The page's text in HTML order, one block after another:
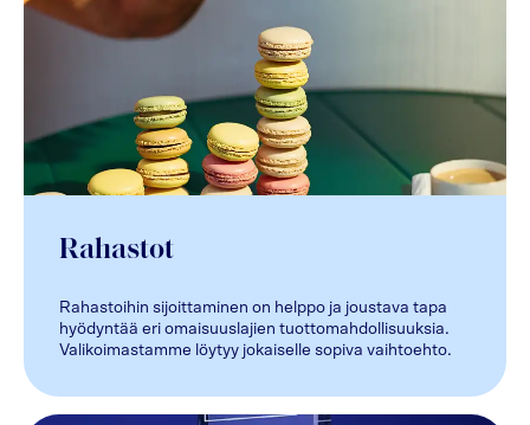
Rahastot
Rahastoihin sijoittaminen on helppo ja joustava tapa
hyödyntää eri omaisuuslajien tuottomahdollisuuksia.
Valikoimastamme löytyy jokaiselle sopiva vaihtoehto.